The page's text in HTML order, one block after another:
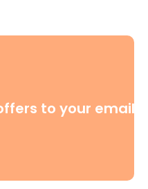
to your email